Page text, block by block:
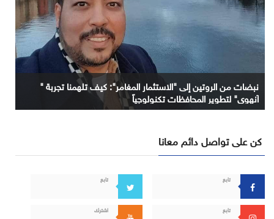
نبضات من الروتين إلى "الاستثمار المغامر": كيف تلهمنا تجربة "
آنهوي" لتطوير المحافظات تكنولوجياً
كن على تواصل دائم معانا
تابع تابع
تابع اشترك